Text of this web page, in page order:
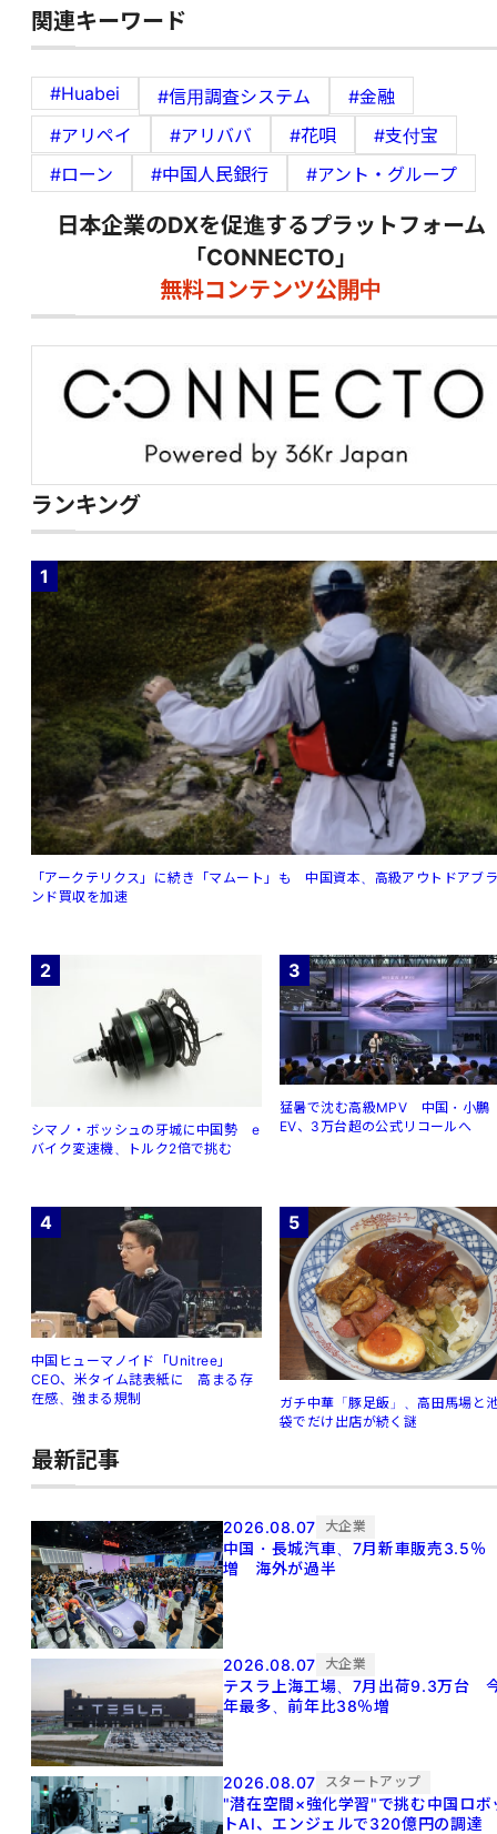
関連キーワード
#Huabei #信用調査システム
#金融
#アリペイ
#アリババ #花唄
#支付宝
#ローン
#中国人民銀行 #アント・グループ
日本企業のDXを促進するプラットフォーム
「CONNECTO」
無料コンテンツ公開中
ランキング
1
「アークテリクス」に続き「マムート」も 中国資本、高級アウトドアブ
ンド買収を加速
2
シマノ・ボッシュの牙城に中国勢 e
バイク変速機、トルク2倍で挑む
3
猛暑で沈む高級MPV 中国・小鵬
EV、3万台超の公式リコールへ
4
中国ヒューマノイド「Unitree」
CEO、米タイム誌表紙に 高まる存
在感、強まる規制
5
ガチ中華「豚足飯」、高田馬場と
袋でだけ出店が続く謎
最新記事
2026.08.07 大企業
中国・長城汽車、7月新車販売3.5％
増 海外が過半
2026.08.07 大企業
テスラ上海工場、7月出荷9.3万台
年最多、前年比38％増
2026.08.07 スタートアップ
"潜在空間×強化学習"で挑む中国ロボ
トAI、エンジェルで320億円の調達